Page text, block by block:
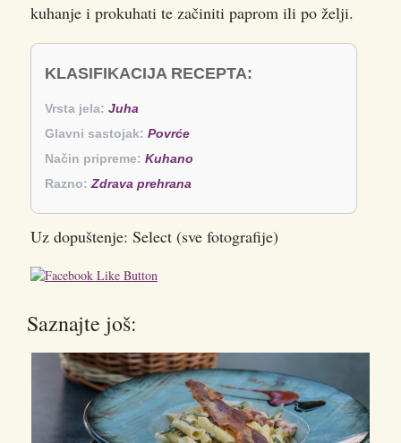
kuhanje i prokuhati te začiniti paprom ili po želji.
KLASIFIKACIJA RECEPTA:
Vrsta jela: Juha
Glavni sastojak: Povrće
Način pripreme: Kuhano
Razno: Zdrava prehrana
Uz dopuštenje: Select (sve fotografije)
Saznajte još: